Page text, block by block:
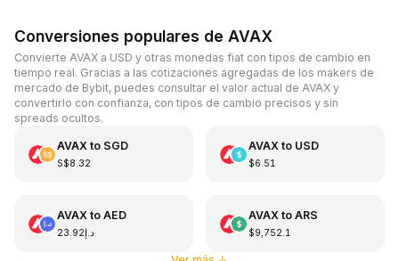
Conversiones populares de AVAX
Convierte AVAX a USD y otras monedas fiat con tipos de cambio en
tiempo real. Gracias a las cotizaciones agregadas de los makers de
mercado de Bybit, puedes consultar el valor actual de AVAX y
convertirlo con confianza, con tipos de cambio precisos y sin
spreads ocultos.
AVAXto SGD
S$8.32
AVAXto USD
$6.51
AVAXto AED
د.إ23.92
AVAXto ARS
$9,752.1